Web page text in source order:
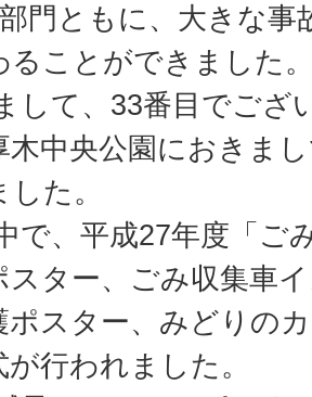
門ともに、大きな事
ることができました
して、33番目でござ
木中央公園におきま
た。
で、平成27年度「ご
スター、ごみ収集車
ポスター、みどりの
が行われました。